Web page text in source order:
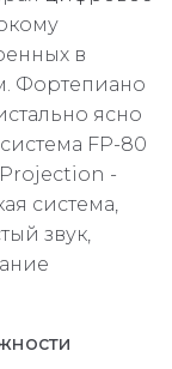
в
Фортепиано
ясно
FP-80
-
система,
звук,